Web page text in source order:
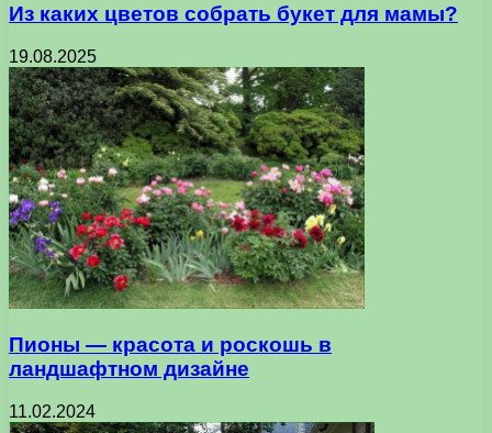
Из каких цветов собрать букет для мамы?
19.08.2025
Пионы — красота и роскошь в
ландшафтном дизайне
11.02.2024